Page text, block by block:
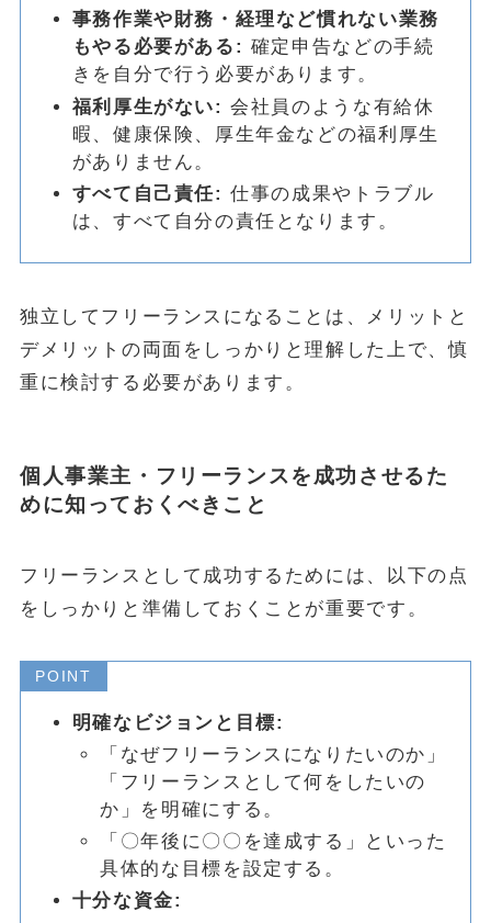
事務作業や財務・経理など慣れない業務
もやる必要がある: 確定申告などの手続
きを自分で行う必要があります。
福利厚生がない: 会社員のような有給休
暇、健康保険、厚生年金などの福利厚生
がありません。
すべて自己責任: 仕事の成果やトラブル
は、すべて自分の責任となります。
独立してフリーランスになることは、メリットと
デメリットの両面をしっかりと理解した上で、慎
重に検討する必要があります。
個人事業主・フリーランスを成功させるた
めに知っておくべきこと
フリーランスとして成功するためには、以下の点
をしっかりと準備しておくことが重要です。
POINT
明確なビジョンと目標:
「なぜフリーランスになりたいのか」
「フリーランスとして何をしたいの
か」を明確にする。
「〇年後に〇〇を達成する」といった
具体的な目標を設定する。
十分な資金: